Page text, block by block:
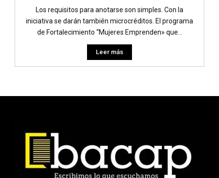
Los requisitos para anotarse son simples. Con la
iniciativa se darán también microcréditos. El programa
de Fortalecimiento “Mujeres Emprenden» que...
Leer más